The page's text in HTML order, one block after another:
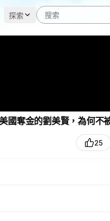
探索
國奪金的劉美賢，為何不
25